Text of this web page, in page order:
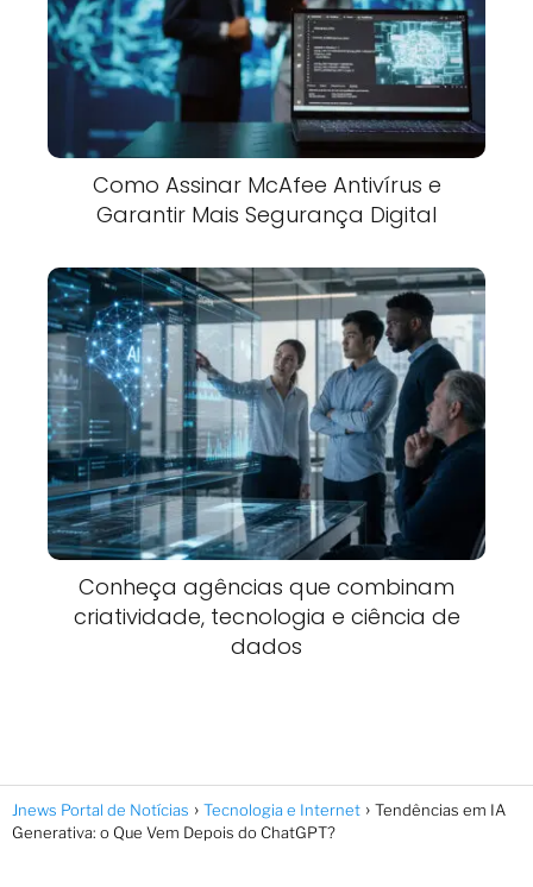
Como Assinar McAfee Antivírus e
Garantir Mais Segurança Digital
Conheça agências que combinam
criatividade, tecnologia e ciência de
dados
Jnews Portal de Notícias Tecnologia e Internet
Tendências em IA
Generativa: o Que Vem Depois do ChatGPT?